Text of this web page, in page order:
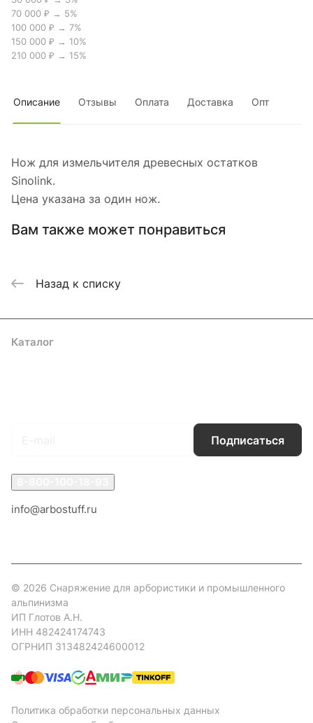
70 000 ₽ → 5%
100 000 ₽ → 7%
150 000 ₽ → 10%
210 000 ₽ → 15%
Описание Отзывы Оплата Доставка Опт
Нож для измельчителя древесных остатков
Sinolink.
Цена указана за один нож.
Вам также может понравиться
Назад к списку
Каталог
Подписаться
info@arbostuff.ru
© 2026 Снаряжение для арбористики и промышленного
альпинизма
ИП Глотов А.Н.
ИНН 482424174743
ОГРНИП 313482424600012
Политика обработки персональных данных